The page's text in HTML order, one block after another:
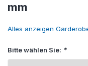
mm
Alles anzeigen
Bitte wählen Sie: *